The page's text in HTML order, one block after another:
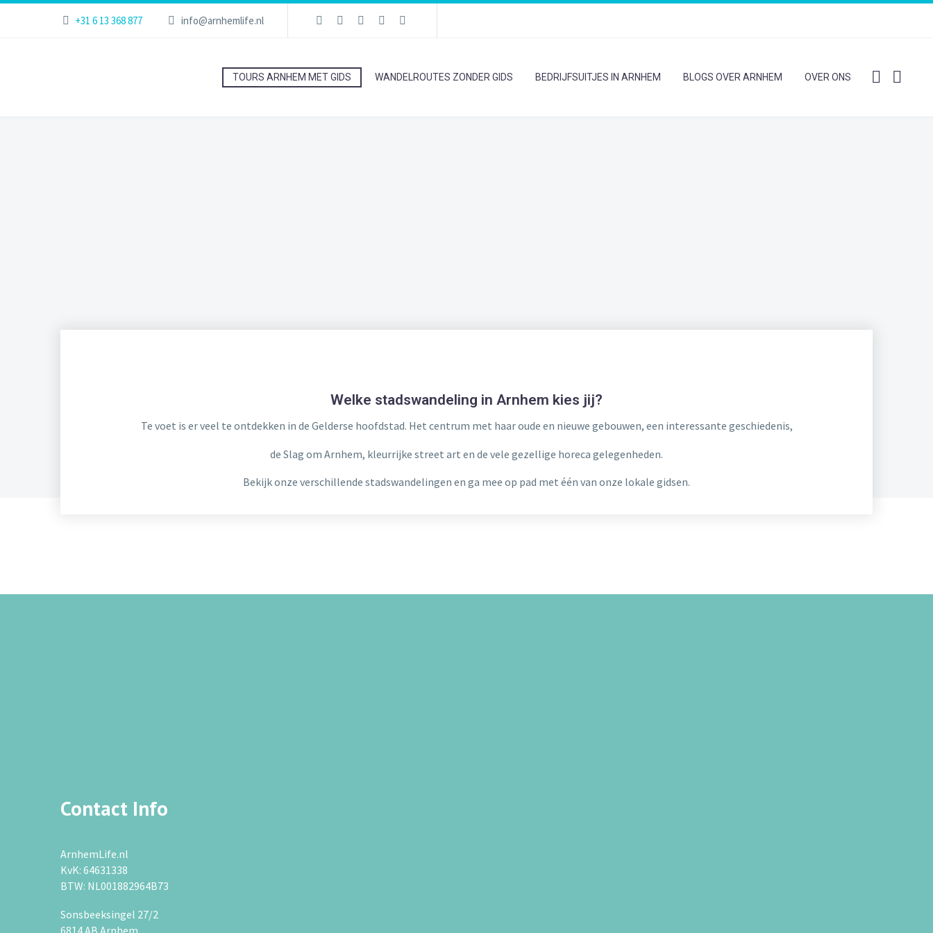
+31 6 13 368 877 info@arnhemlife.nl
TOURS ARNHEM MET GIDS WANDELROUTES ZONDER GIDS BEDRIJFSUITJES IN ARNHEM BLOGS OVER ARNHEM OVER ONS
Welke stadswandeling in Arnhem kies jij?
Te voet is er veel te ontdekken in de Gelderse hoofdstad. Het centrum met haar oude en nieuwe gebouwen, een interessante geschiedenis,
de Slag om Arnhem, kleurrijke street art en de vele gezellige horeca gelegenheden.
Bekijk onze verschillende stadswandelingen en ga mee op pad met één van onze lokale gidsen.
Contact Info
ArnhemLife.nl
KvK: 64631338
BTW: NL001882964B73
Sonsbeeksingel 27/2
6814 AB Arnhem